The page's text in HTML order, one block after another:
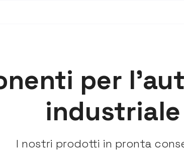
per
industriale
I nostri prodotti in pronta